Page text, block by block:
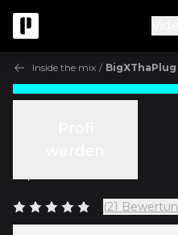
Inside the mix /
(21